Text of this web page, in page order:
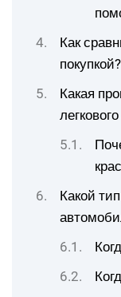
Как
покупкой?
Какая
Какой